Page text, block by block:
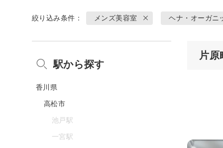
絞り込み条件： メンズ美容室 ヘナ・オーガニ
片
駅から探す
香川県
高松市
池戸駅
一宮駅